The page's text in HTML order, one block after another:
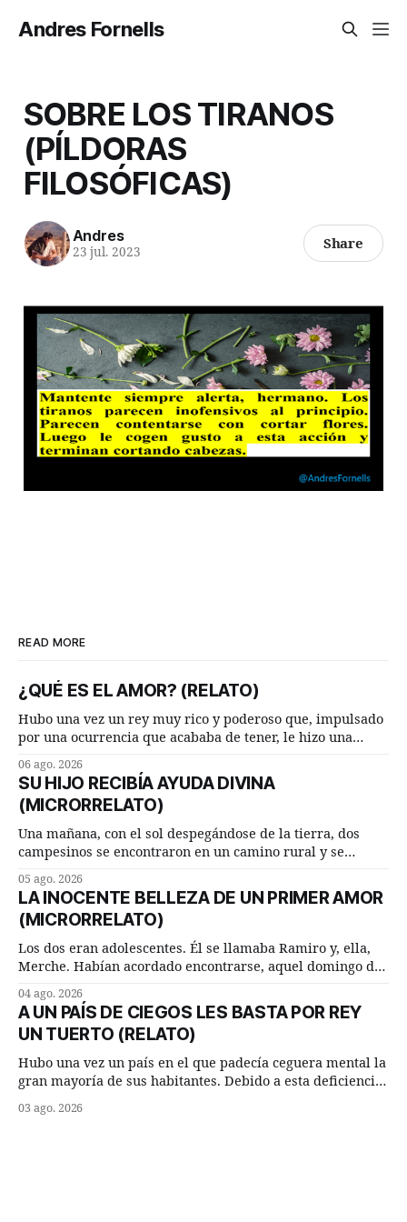
Andres Fornells
SOBRE LOS TIRANOS
(PÍLDORAS
FILOSÓFICAS)
Andres
23 jul. 2023 Share
READ MORE
¿QUÉ ES EL AMOR? (RELATO)
Hubo una vez un rey muy rico y poderoso que, impulsado
por una ocurrencia que acababa de tener, le hizo una
Dime, hombre sabio, ¿qué es el amor según tú? Su
consejero, que era muy prudente y astuto le respondió de
inmediato:
06 ago. 2026
SU HIJO RECIBÍA AYUDA DIVINA
(MICRORRELATO)
Una mañana, con el sol despegándose de la tierra, dos
campesinos se encontraron en un camino rural y se
remolachas, Manuel? —quiso saber uno. —Eso acabo de
hacer, Paco. ¿Cómo va ese maíz tuyo? --se interesó el otro.
—De momento mejor
05 ago. 2026
LA INOCENTE BELLEZA DE UN PRIMER AMOR
(MICRORRELATO)
Los dos eran adolescentes. Él se llamaba Ramiro y, ella,
Merche. Habían acordado encontrarse, aquel domingo de
lugar del río que debía este nombre a la pronunciada
curva que la corriente fluvial presentaba en aquel punto.
Habían dispuesto que
04 ago. 2026
A UN PAÍS DE CIEGOS LES BASTA POR REY
UN TUERTO (RELATO)
Hubo una vez un país en el que padecía ceguera mental la
gran mayoría de sus habitantes. Debido a esta deficiencia,
superiores en número a los que no padecían ninguna
03 ago. 2026